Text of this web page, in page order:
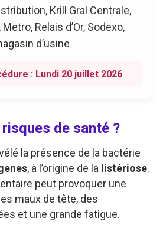
Krill Gral Centrale,
Relais d’Or, Sodexo,
d’usine
: Lundi 20 juillet 2026
de santé ?
la présence de la bactérie
, à l’origine de la listériose.
peut provoquer une
maux de tête, des
et une grande fatigue.